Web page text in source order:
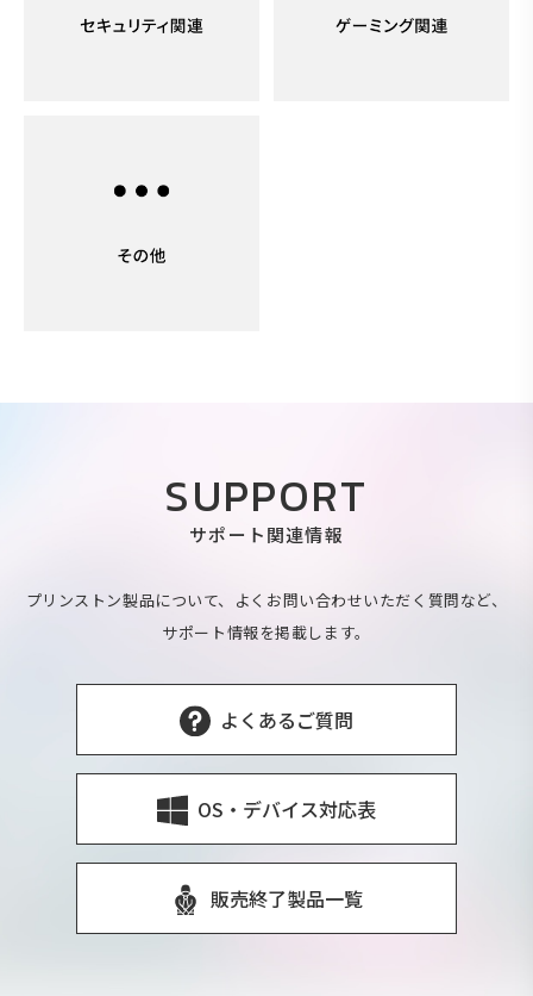
SUPPORT
サポート関連情報
プリンストン製品について、よくお問い合わせいただく質問など、
サポート情報を掲載します。
よくあるご質問
OS・デバイス対応表
販売終了製品一覧